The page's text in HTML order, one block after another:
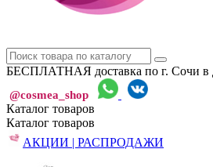
БЕСПЛАТНАЯ доставка по г. Сочи в
@cosmea_shop
Каталог товаров
Каталог товаров
АКЦИИ | РАСПРОДАЖИ